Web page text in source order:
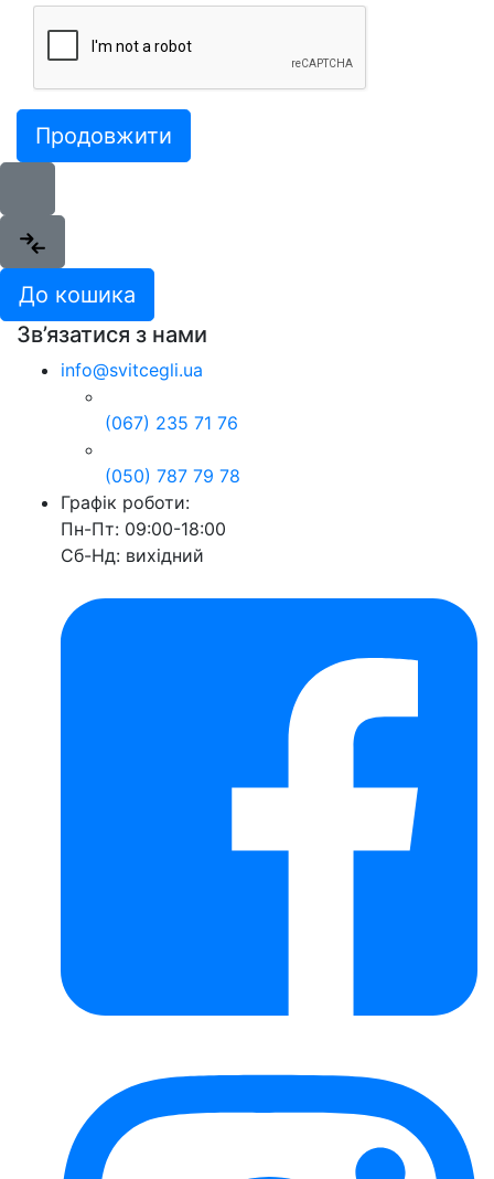
Продовжити
До кошика
Зв’язатися з нами
info@svitcegli.ua
(067) 235 71 76
(050) 787 79 78
Графік роботи:
Пн-Пт: 09:00-18:00
Сб-Нд: вихідний